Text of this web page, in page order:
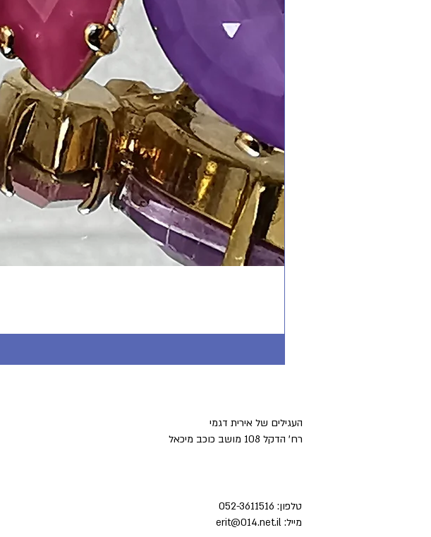
העגילים של אירית דגמי
רח' הדקל 108 מושב כוכב מיכאל
טלפון: 052-3611516
מייל: erit@014.net.il